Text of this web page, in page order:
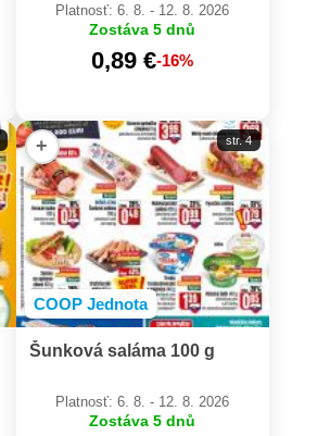
Platnosť: 6. 8. - 12. 8. 2026
Zostáva 5 dnů
0,89 €-16%
+
COOP Jednota
str. 4
Šunková saláma 100 g
Platnosť: 6. 8. - 12. 8. 2026
Zostáva 5 dnů